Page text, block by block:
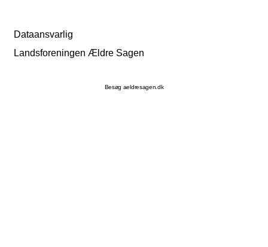
Dataansvarlig
Landsforeningen Ældre Sagen
Besøg aeldresagen.dk